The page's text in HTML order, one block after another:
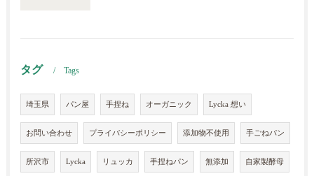
タグ Tags
埼玉県 パン屋 手捏ね オーガニック Lycka 想い
お問い合わせ プライバシーポリシー 添加物不使用 手ごねパン
所沢市 Lycka リュッカ 手捏ねパン 無添加 自家製酵母